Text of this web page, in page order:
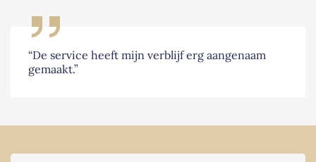
“De service heeft mijn verblijf erg aangenaam
gemaakt.”